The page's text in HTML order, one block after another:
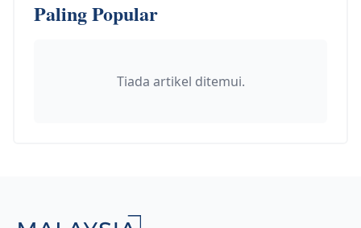
Paling Popular
Tiada artikel ditemui.